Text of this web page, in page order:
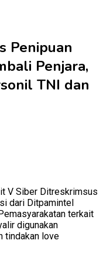
Penipuan
Penjara,
TNI dan
V Siber Ditreskrimsus
dari Ditpamintel
terkait
digunakan
tindakan love